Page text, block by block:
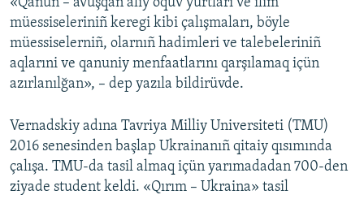
«Qanun – avuşqan aliy oquv yurtları ve ilim
müessiseleriniñ keregi kibi çalışmaları, böyle
müessiselerniñ, olarnıñ hadimleri ve talebeleriniñ
aqlarıni ve qanuniy menfaatlarını qarşılamaq içün
azırlanılğan», – dep yazıla bildirüvde.
Vernadskiy adına Tavriya Milliy Universiteti (TMU)
2016 senesinden başlap Ukrainanıñ qitaiy qısımında
çalışa. TMU-da tasil almaq içün yarımadadan 700-den
ziyade student keldi. «Qırım – Ukraina» tasil